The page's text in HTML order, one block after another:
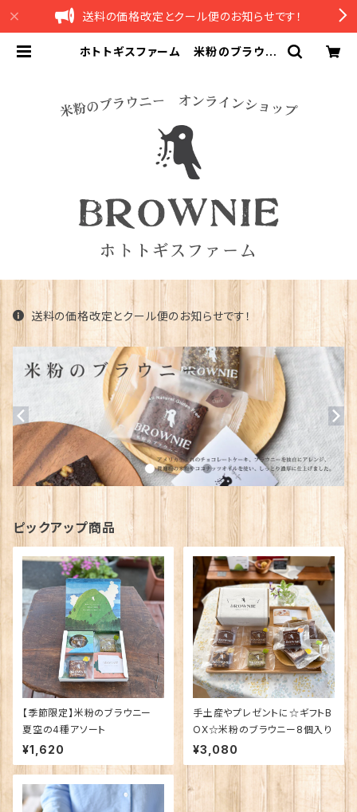
送料の価格改定とクール便のお知らせです！
ホトトギスファーム 米粉のブラウニ
送料の価格改定とクール便のお知らせです！
ピックアップ商品
【季節限定】米粉のブラウニー
夏空の4種アソート
¥1,620
手土産やプレゼントに☆ギフトB
OX☆米粉のブラウニー8個入り
¥3,080